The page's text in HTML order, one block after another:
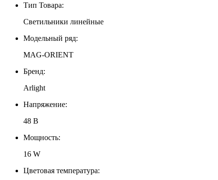
Тип Товара:
Светильники линейные
Модельный ряд:
MAG-ORIENT
Бренд:
Arlight
Напряжение:
48 В
Мощность:
16 W
Цветовая температура: